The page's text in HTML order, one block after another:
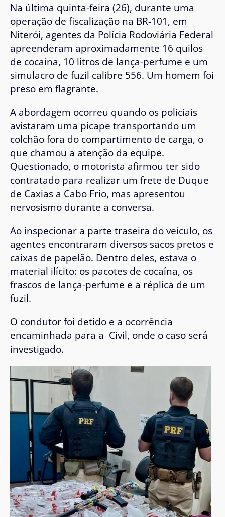
Na última quinta-feira (26), durante uma
operação de fiscalização na BR-101, em
Niterói, agentes da Polícia Rodoviária Federal
apreenderam aproximadamente 16 quilos
de cocaína, 10 litros de lança-perfume e um
simulacro de fuzil calibre 556. Um homem foi
preso em flagrante.
A abordagem ocorreu quando os policiais
avistaram uma picape transportando um
colchão fora do compartimento de carga, o
que chamou a atenção da equipe.
Questionado, o motorista afirmou ter sido
contratado para realizar um frete de Duque
de Caxias a Cabo Frio, mas apresentou
nervosismo durante a conversa.
Ao inspecionar a parte traseira do veículo, os
agentes encontraram diversos sacos pretos e
caixas de papelão. Dentro deles, estava o
material ilícito: os pacotes de cocaína, os
frascos de lança-perfume e a réplica de um
fuzil.
O condutor foi detido e a ocorrência
encaminhada para a Civil, onde o caso será
investigado.